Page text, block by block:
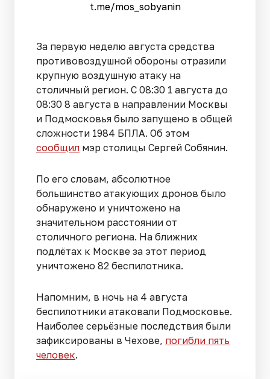
t.me/mos_sobyanin
За первую неделю августа средства
противовоздушной обороны отразили
крупную воздушную атаку на
столичный регион. С 08:30 1 августа до
08:30 8 августа в направлении Москвы
и Подмосковья было запущено в общей
сложности 1984 БПЛА. Об этом
сообщил мэр столицы Сергей Собянин.
По его словам, абсолютное
большинство атакующих дронов было
обнаружено и уничтожено на
значительном расстоянии от
столичного региона. На ближних
подлётах к Москве за этот период
уничтожено 82 беспилотника.
Напомним, в ночь на 4 августа
беспилотники атаковали Подмосковье.
Наиболее серьёзные последствия были
зафиксированы в Чехове, погибли пять
человек.